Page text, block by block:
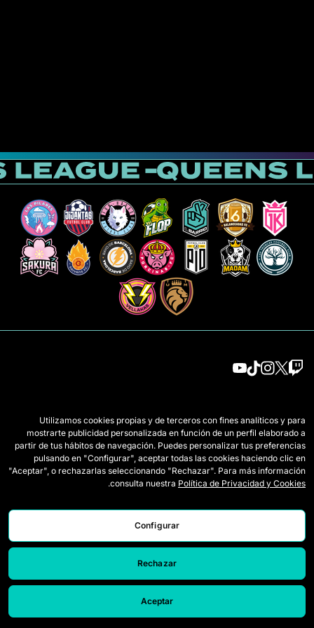
لاعبات الدرافت
وايلد كاردز
المباريات
الترتيب
كيف تُلعب Queens
التذاكر
اعتمادات الصحافة
اتصل بنا
اعمل معنا
Utilizamos cookies propias y de terceros con fines analíticos y para
mostrarte publicidad personalizada en función de un perfil elaborado a
partir de tus hábitos de navegación. Puedes personalizar tus preferencias
pulsando en "Configurar", aceptar todas las cookies haciendo clic en
"Aceptar", o rechazarlas seleccionando "Rechazar". Para más información
consulta nuestra Política de Privacidad y Cookies
.
Configurar
Rechazar
Aceptar